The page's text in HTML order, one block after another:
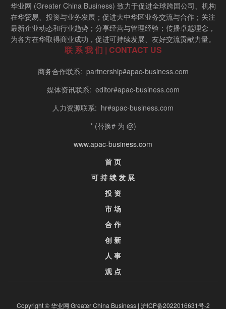
华业网 (Greater China Business) 致力于促进全球跨国公司、机构
在华贸易、投资与业务发展；促进大中华区业务交流与合作；关注
最新企业动态和行业趋势；分享经营与管理经验；传播卓越理念，
为各方在华取得商业成功，促进可持续发展、友好交流贡献力量。
联 系 我 们 | CONTACT US
商务合作联系: partnership#apac-business.com
媒体资讯联系: editor#apac-business.com
人力资源联系: hr#apac-business.com
* (替换# 为 @)
www.apac-business.com
首 页
可 持 续 发 展
投 资
市 场
合 作
创 新
人 事
观 点
Copyright © 华业网 Greater China Business | 沪ICP备2022016631号-2